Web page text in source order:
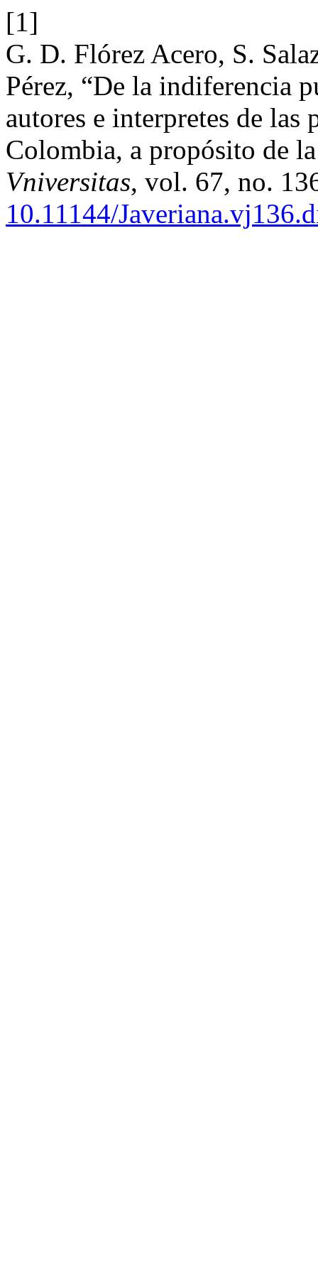
[1]
G. D. Flórez Acero, S.
Pérez, “De la indiferencia
autores e interpretes de las
Colombia, a propósito de
Vniversitas, vol. 67, no.
10.11144/